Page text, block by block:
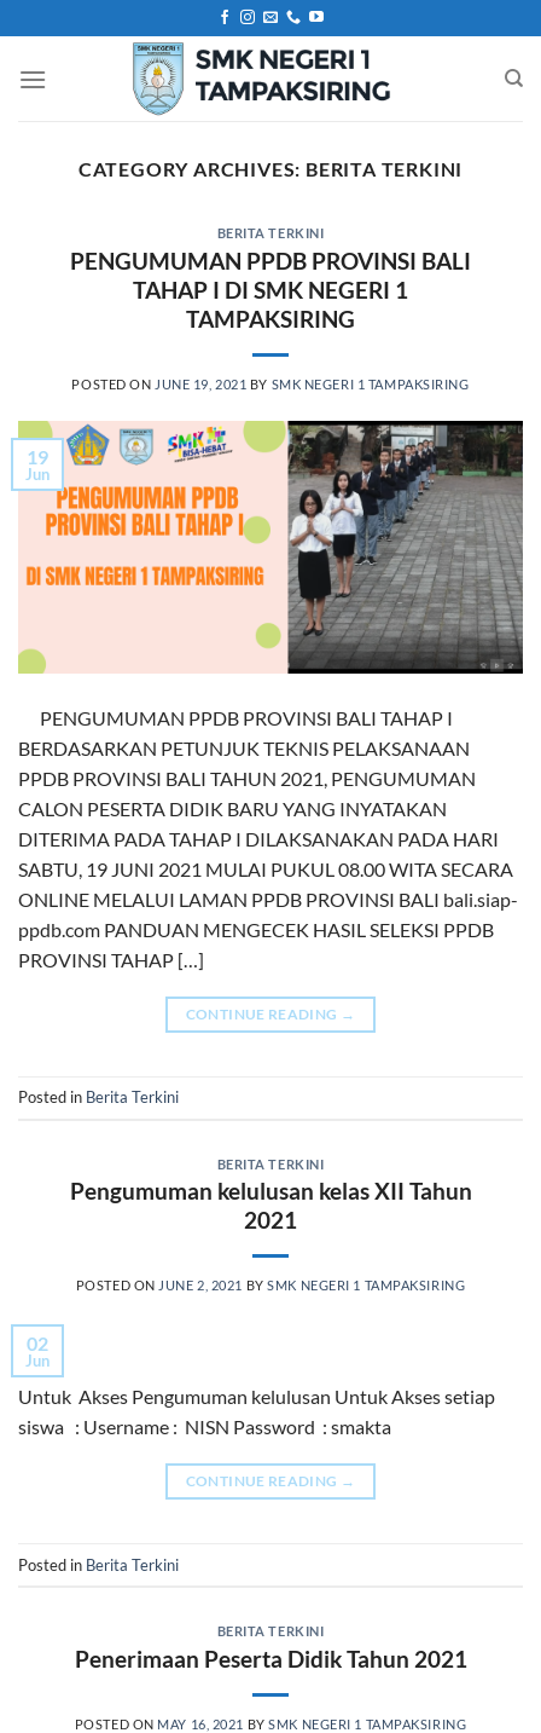
to
content
CATEGORY ARCHIVES: BERITA TERKINI
BERITA TERKINI
PENGUMUMAN PPDB PROVINSI BALI
TAHAP I DI SMK NEGERI 1
TAMPAKSIRING
POSTED ON JUNE 19, 2021 BY SMK NEGERI 1 TAMPAKSIRING
19
Jun
PENGUMUMAN PPDB PROVINSI BALI TAHAP I
BERDASARKAN PETUNJUK TEKNIS PELAKSANAAN
PPDB PROVINSI BALI TAHUN 2021, PENGUMUMAN
CALON PESERTA DIDIK BARU YANG INYATAKAN
DITERIMA PADA TAHAP I DILAKSANAKAN PADA HARI
SABTU, 19 JUNI 2021 MULAI PUKUL 08.00 WITA SECARA
ONLINE MELALUI LAMAN PPDB PROVINSI BALI bali.siap-
ppdb.com PANDUAN MENGECEK HASIL SELEKSI PPDB
PROVINSI TAHAP […]
CONTINUE READING →
Posted in Berita Terkini
BERITA TERKINI
Pengumuman kelulusan kelas XII Tahun
2021
POSTED ON JUNE 2, 2021 BYSMK NEGERI 1 TAMPAKSIRING
02
Jun
Untuk Akses Pengumuman kelulusan Untuk Akses setiap
siswa : Username : NISN Password : smakta
CONTINUE READING →
Posted in Berita Terkini
BERITA TERKINI
Penerimaan Peserta Didik Tahun 2021
POSTED ON MAY 16, 2021 BYSMK NEGERI 1 TAMPAKSIRING